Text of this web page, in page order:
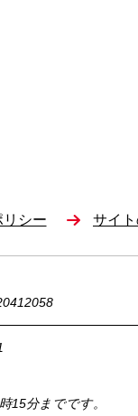
リシー サイ
15分までです。